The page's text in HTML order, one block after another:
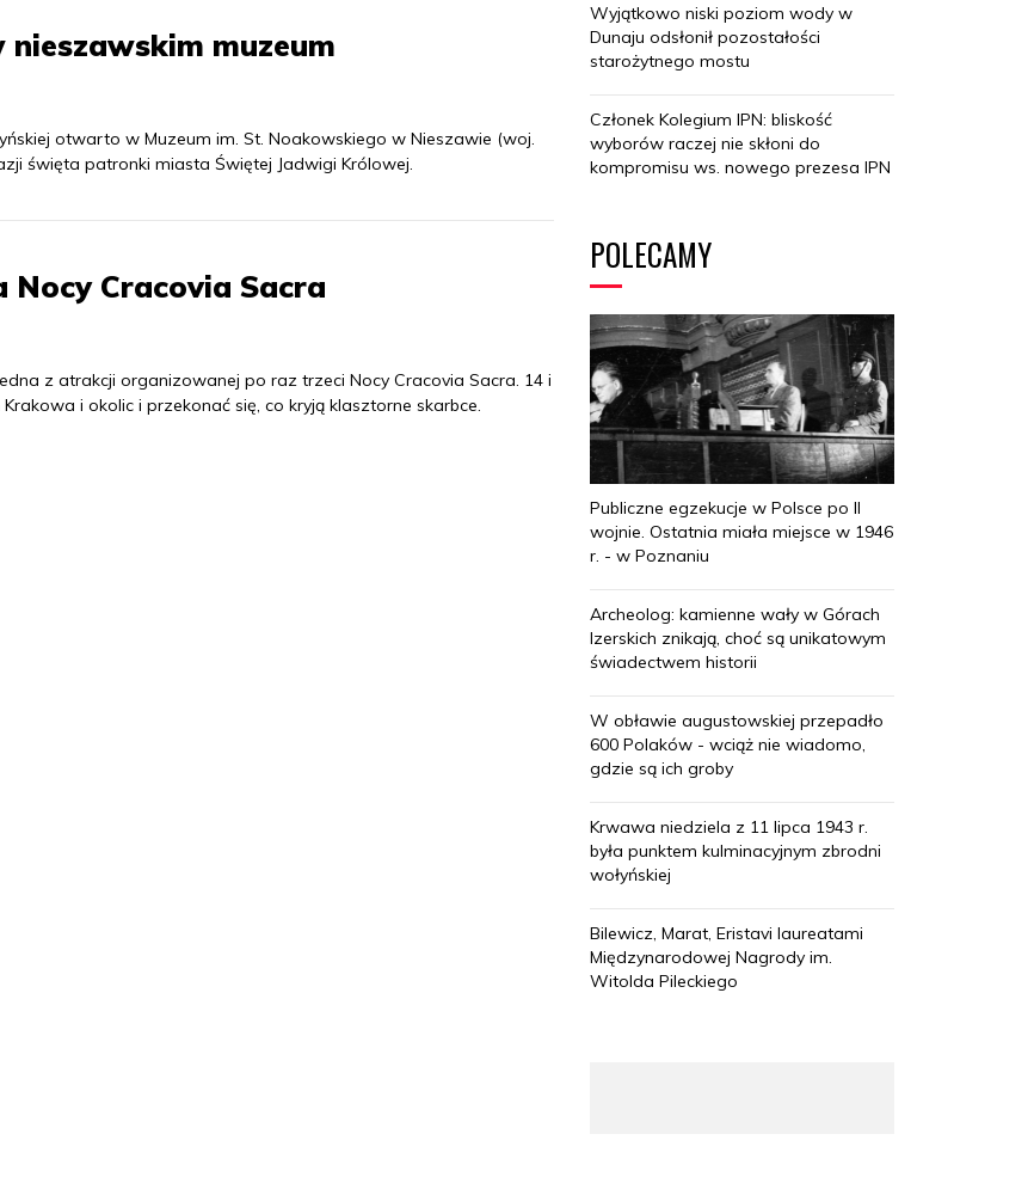
muzeum
otwarto w Muzeum im. St. Noakowskiego w Nieszawie (woj.
święta patronki miasta Świętej Jadwigi Królowej.
Nocy Cracovia Sacra
z atrakcji organizowanej po raz trzeci Nocy Cracovia Sacra. 14 i
i okolic i przekonać się, co kryją klasztorne skarbce.
Wyjątkowo niski poziom wody w
Dunaju odsłonił pozostałości
starożytnego mostu
Członek Kolegium IPN: bliskość
wyborów raczej nie skłoni do
kompromisu ws. nowego prezesa IPN
POLECAMY
Publiczne egzekucje w Polsce po II
wojnie. Ostatnia miała miejsce w 1946
r. - w Poznaniu
Archeolog: kamienne wały w Górach
Izerskich znikają, choć są unikatowym
świadectwem historii
W obławie augustowskiej przepadło
600 Polaków - wciąż nie wiadomo,
gdzie są ich groby
Krwawa niedziela z 11 lipca 1943 r.
była punktem kulminacyjnym zbrodni
wołyńskiej
Bilewicz, Marat, Eristavi laureatami
Międzynarodowej Nagrody im.
Witolda Pileckiego